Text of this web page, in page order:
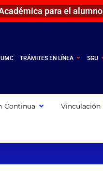
para el alumno
TRÁMITES EN LÍNEA SGU
Continua Vinculación